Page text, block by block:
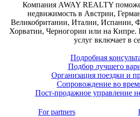
Компания AWAY REALTY
недвижимость в Австрии,
Великобритании, Италии, Испании,
Хорватии, Черногории или на
услуг включает в
Подробная
Подбор лучшего
Организация поездки и
Сопровождение во
Пост-продажное управление
For partners